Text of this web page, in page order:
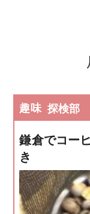
趣味 探検部
鎌倉でコー
き